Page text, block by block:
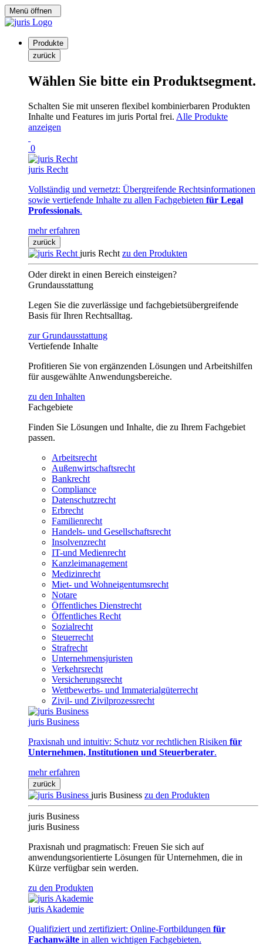
Menü öffnen
Produkte
zurück
Wählen Sie bitte ein Produktsegment.
Schalten Sie mit unseren flexibel kombinierbaren Produkten
Inhalte und Features im juris Portal frei. Alle Produkte
anzeigen
0
juris Recht
Vollständig und vernetzt: Übergreifende Rechtsinformationen
sowie vertiefende Inhalte zu allen Fachgebieten für Legal
Professionals.
mehr erfahren
zurück
juris Recht zu den Produkten
Oder direkt in einen Bereich einsteigen?
Grundausstattung
Legen Sie die zuverlässige und fachgebietsübergreifende
Basis für Ihren Rechtsalltag.
zur Grundausstattung
Vertiefende Inhalte
Profitieren Sie von ergänzenden Lösungen und Arbeitshilfen
für ausgewählte Anwendungsbereiche.
zu den Inhalten
Fachgebiete
Finden Sie Lösungen und Inhalte, die zu Ihrem Fachgebiet
passen.
Arbeitsrecht
Außenwirtschaftsrecht
Bankrecht
Compliance
Datenschutzrecht
Erbrecht
Familienrecht
Handels- und Gesellschaftsrecht
Insolvenzrecht
IT-und Medienrecht
Kanzleimanagement
Medizinrecht
Miet- und Wohneigentumsrecht
Notare
Öffentliches Dienstrecht
Öffentliches Recht
Sozialrecht
Steuerrecht
Strafrecht
Unternehmensjuristen
Verkehrsrecht
Versicherungsrecht
Wettbewerbs- und Immaterialgüterrecht
Zivil- und Zivilprozessrecht
juris Business
Praxisnah und intuitiv: Schutz vor rechtlichen Risiken für
Unternehmen, Institutionen und Steuerberater.
mehr erfahren
zurück
juris Business zu den Produkten
juris Business
juris Business
Praxisnah und pragmatisch: Freuen Sie sich auf
anwendungsorientierte Lösungen für Unternehmen, die in
Kürze verfügbar sein werden.
zu den Produkten
juris Akademie
Qualifiziert und zertifiziert: Online-Fortbildungen für
Fachanwälte in allen wichtigen Fachgebieten.